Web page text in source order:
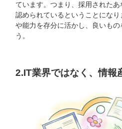
ています。つまり、採用された
認められているということにな
や能力を存分に活かし、良いも
う。
2.IT業界ではなく、情報